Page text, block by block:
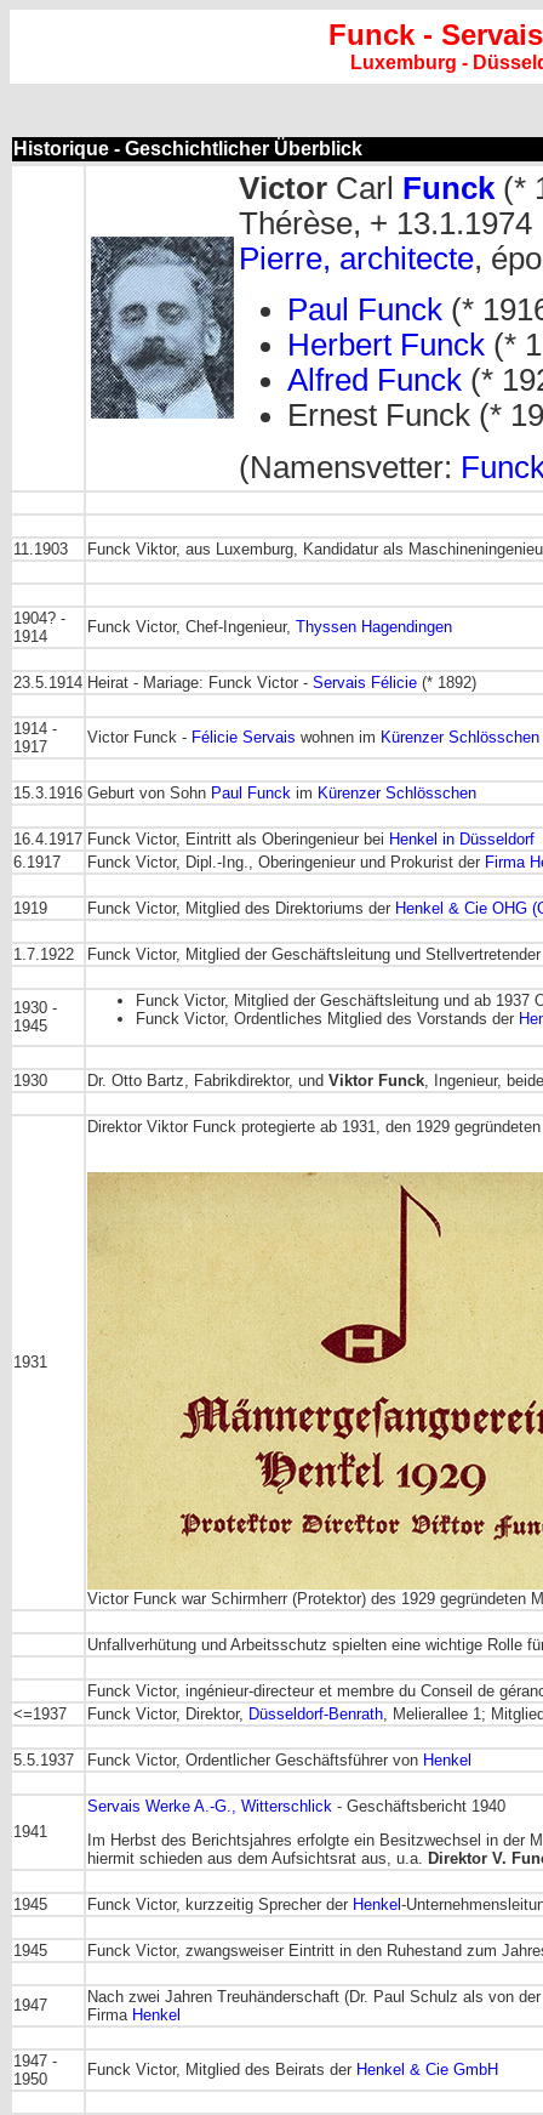
Funck -
Luxemburg -
Historique - Geschichtlicher Überblick
Victor Carl Funck (*
Thérèse, +
Pierre, architecte,
Paul Funck (*
Herbert Funck (*
Alfred Funck (*
Ernest Funck (*
(Namensvetter:
11.1903 Funck Viktor, aus Luxemburg, Kandidatur als
1904? -
1914
Funck Victor, Chef-Ingenieur, Thyssen Hagendingen
23.5.1914 Heirat - Mariage: Funck Victor - Servais Félicie (* 1892)
1914 -
1917
Victor Funck - Félicie Servais wohnen im Kürenzer Schlösschen
15.3.1916 Geburt von Sohn Paul Funck im Kürenzer Schlösschen
16.4.1917 Funck Victor, Eintritt als Oberingenieur bei Henkel in Düsseldorf
6.1917
Funck Victor, Dipl.-Ing., Oberingenieur und Prokurist der Firma
1919 Funck Victor, Mitglied des Direktoriums der Henkel & Cie OHG
1.7.1922 Funck Victor, Mitglied der Geschäftsleitung und
1930 -
1945
Funck Victor, Mitglied der Geschäftsleitung und ab 1937
Funck Victor, Ordentliches Mitglied des Vorstands der
1930 Dr. Otto Bartz, Fabrikdirektor, und Viktor Funck, Ingenieur,
1931
Direktor Viktor Funck protegierte ab 1931, den 1929
Victor Funck war Schirmherr (Protektor) des 1929 gegründeten
Unfallverhütung und Arbeitsschutz spielten eine wichtige Rolle
Funck Victor, ingénieur-directeur et membre du Conseil de
<=1937
Funck Victor, Direktor, Düsseldorf-Benrath, Melierallee 1;
5.5.1937 Funck Victor, Ordentlicher Geschäftsführer von Henkel
1941
Servais Werke A.-G., Witterschlick - Geschäftsbericht 1940
Im Herbst des Berichtsjahres erfolgte ein Besitzwechsel in der
hiermit schieden aus dem Aufsichtsrat aus, u.a. Direktor V.
1945 Funck Victor, kurzzeitig Sprecher der Henkel -
1945 Funck Victor, zwangsweiser Eintritt in den Ruhestand zum
1947
Nach zwei Jahren Treuhänderschaft (Dr. Paul Schulz als von
Firma Henkel
1947 -
1950
Funck Victor, Mitglied des Beirats der Henkel & Cie GmbH